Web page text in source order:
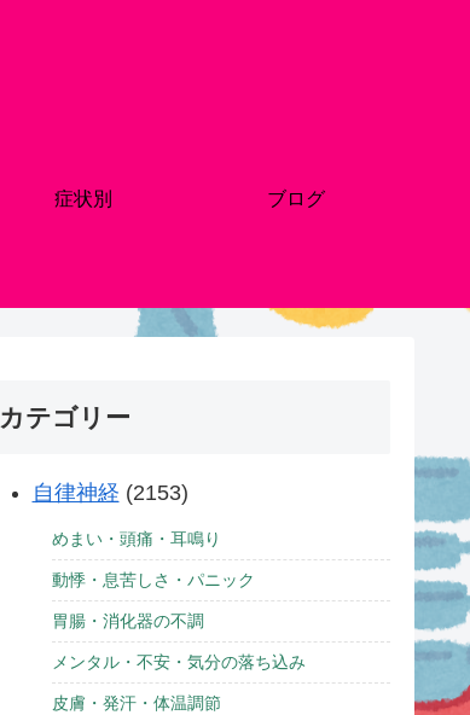
症状別 ブログ
カテゴリー
自律神経 (2153)
めまい・頭痛・耳鳴り
動悸・息苦しさ・パニック
胃腸・消化器の不調
メンタル・不安・気分の落ち込み
皮膚・発汗・体温調節